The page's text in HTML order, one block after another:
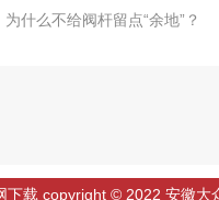
什么不给阀杆留点“余地”？
下载 copyright © 2022 安